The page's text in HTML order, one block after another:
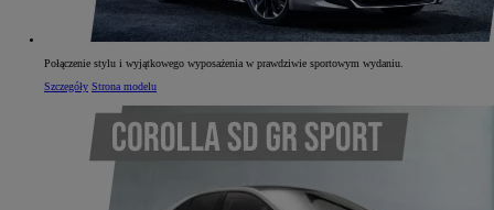
Połączenie stylu i wyjątkowego wyposażenia w prawdziwie sportowym wydaniu.
Szczegóły Strona modelu